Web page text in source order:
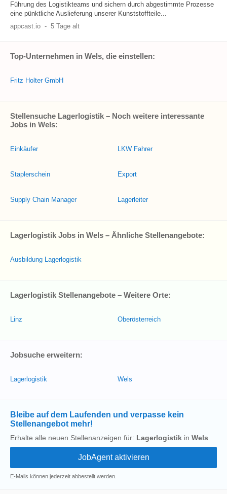
Führung des Logistikteams und sichern durch abgestimmte Prozesse
eine pünktliche Auslieferung unserer Kunststoffteile...
appcast.io - 5 Tage alt
Top-Unternehmen in Wels, die einstellen:
Fritz Holter GmbH
Stellensuche Lagerlogistik – Noch weitere interessante
Jobs in Wels:
Einkäufer
Staplerschein
Supply Chain Manager
LKW Fahrer
Export
Lagerleiter
Lagerlogistik Jobs in Wels – Ähnliche Stellenangebote:
Ausbildung Lagerlogistik
Lagerlogistik Stellenangebote – Weitere Orte:
Linz Oberösterreich
Jobsuche erweitern:
Lagerlogistik Wels
Bleibe auf dem Laufenden und verpasse kein
Stellenangebot mehr!
Erhalte alle neuen Stellenanzeigen für: Lagerlogistik in Wels
E-Mails können jederzeit abbestellt werden.